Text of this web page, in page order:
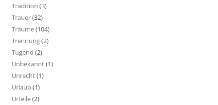
Tradition (3)
Trauer(32)
Träume(104)
Trennung(2)
Tugend (2)
Unbekannt(1)
Unrecht(1)
Urlaub(1)
Urteile(2)